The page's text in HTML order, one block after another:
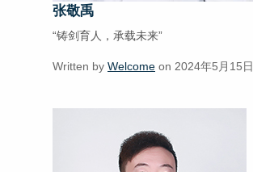
张敬禹
“铸剑育人，承载未来”
Written by Welcome on 2024年5月15日